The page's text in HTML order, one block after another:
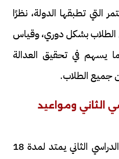
التي تطبقها الدولة، نظرًا
الطلاب بشكل دوري، وقياس
يسهم في تحقيق العدالة
جميع الطلاب.
الثاني ومواعيد
وأعلنت الوزارة أن الفصل الدراسي الثاني يمتد لمدة 18